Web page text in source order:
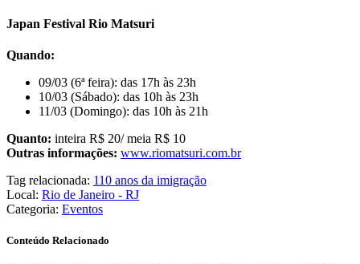
Japan Festival Rio Matsuri
Quando:
09/03 (6ª feira): das 17h às 23h
10/03 (Sábado): das 10h às 23h
11/03 (Domingo): das 10h às 21h
Quanto: inteira R$ 20/ meia R$ 10
Outras informações: www.riomatsuri.com.br
Tag relacionada: 110 anos da imigração
Local: Rio de Janeiro - RJ
Categoria: Eventos
Conteúdo Relacionado